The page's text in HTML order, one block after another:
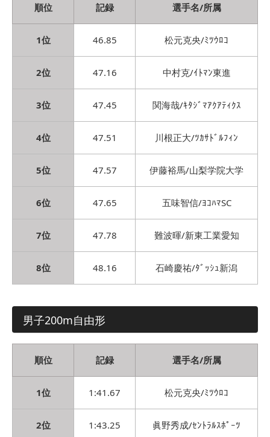
順位 記録 選手名/所属
1位 46.85 松元克央/ﾐﾂｳﾛｺ
2位 47.16 中村克/ｲﾄﾏﾝ東進
3位 47.45 関海哉/ｷﾀｼﾞﾏｱｸｱﾃｨｸｽ
4位 47.51 川根正大/ﾂｶｻﾄﾞﾙﾌｨﾝ
5位 47.57 伊藤裕馬/山梨学院大学
6位 47.65 五味智信/ﾖｺﾊﾏSC
7位 47.78 難波暉/新東工業愛知
8位 48.16 石崎慶祐/ﾀﾞｯｼｭ新潟
男子200m自由形
順位 記録 選手名/所属
1位 1:41.67 松元克央/ﾐﾂｳﾛｺ
2位 1:43.25 眞野秀成/ｾﾝﾄﾗﾙｽﾎﾟｰﾂ